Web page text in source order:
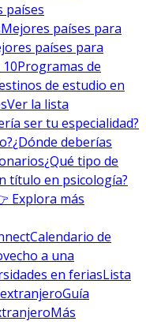
países
Mejores países para
países para
Programas de
de estudio en
Ver la lista
ser tu especialidad?
¿Dónde deberías
¿Qué tipo de
título en psicología?
Explora más
Calendario de
a una
en feriasLista
Guía
Más